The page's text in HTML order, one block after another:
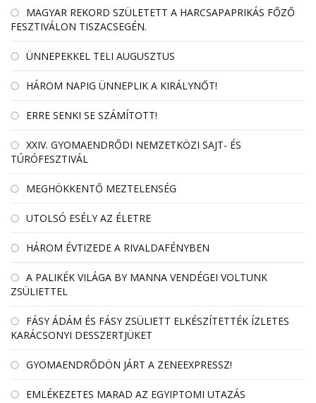
MAGYAR REKORD SZÜLETETT A HARCSAPAPRIKÁS FŐZŐ
FESZTIVÁLON TISZACSEGÉN.
ÜNNEPEKKEL TELI AUGUSZTUS
HÁROM NAPIG ÜNNEPLIK A KIRÁLYNŐT!
ERRE SENKI SE SZÁMÍTOTT!
XXIV. GYOMAENDRŐDI NEMZETKÖZI SAJT- ÉS
TÚRÓFESZTIVÁL
MEGHÖKKENTŐ MEZTELENSÉG
UTOLSÓ ESÉLY AZ ÉLETRE
HÁROM ÉVTIZEDE A RIVALDAFÉNYBEN
A PALIKÉK VILÁGA BY MANNA VENDÉGEI VOLTUNK
ZSÜLIETTEL
FÁSY ÁDÁM ÉS FÁSY ZSÜLIETT ELKÉSZÍTETTÉK ÍZLETES
KARÁCSONYI DESSZERTJÜKET
GYOMAENDRŐDÖN JÁRT A ZENEEXPRESSZ!
EMLÉKEZETES MARAD AZ EGYIPTOMI UTAZÁS